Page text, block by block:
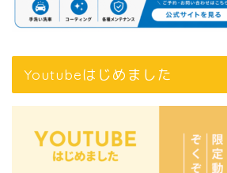
Youtubeはじめました